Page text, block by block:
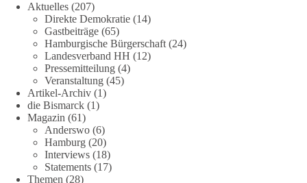
Aktuelles (207)
Direkte Demokratie (14)
Gastbeiträge (65)
Hamburgische Bürgerschaft (24)
Landesverband HH (12)
Pressemitteilung (4)
Veranstaltung (45)
Artikel-Archiv (1)
die Bismarck (1)
Magazin (61)
Anderswo (6)
Hamburg (20)
Interviews (18)
Statements (17)
Themen (28)